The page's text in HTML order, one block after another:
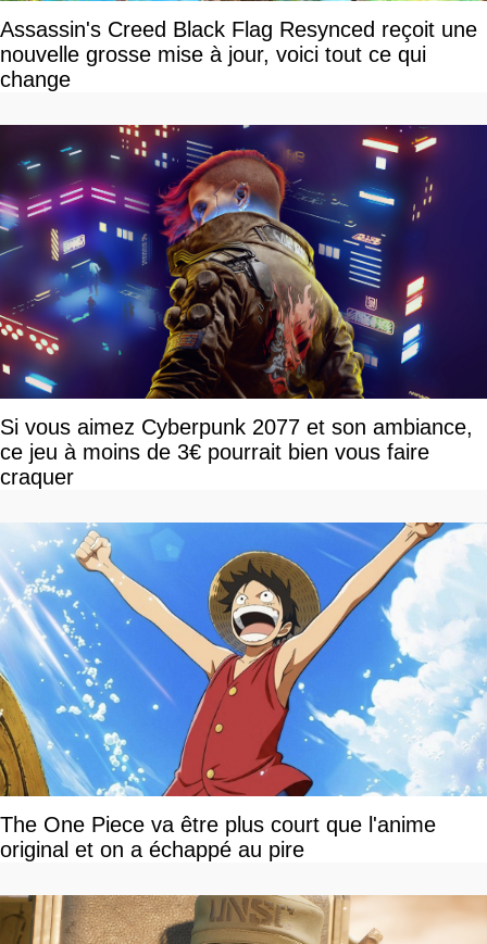
Assassin's Creed Black Flag Resynced reçoit une
nouvelle grosse mise à jour, voici tout ce qui
change
Si vous aimez Cyberpunk 2077 et son ambiance,
ce jeu à moins de 3€ pourrait bien vous faire
craquer
The One Piece va être plus court que l'anime
original et on a échappé au pire